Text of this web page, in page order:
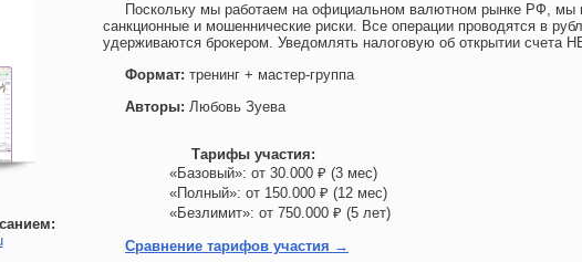
Поскольку мы работаем на официальном валютном рынке РФ, мы
санкционные и мошеннические риски. Все операции проводятся в
удерживаются брокером. Уведомлять налоговую об открытии счета
Формат: тренинг + мастер-группа
Авторы: Любовь Зуева
Тарифы участия:
«Базовый»: от 30.000 ₽ (3 мес)
«Полный»: от 150.000 ₽ (12 мес)
«Безлимит»: от 750.000 ₽ (5 лет)
Сравнение тарифов участия →